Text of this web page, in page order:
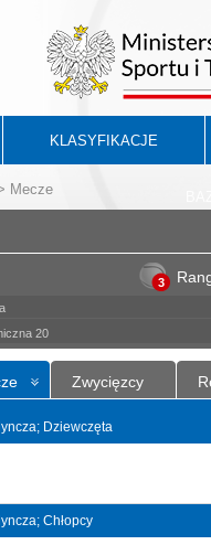
KLASYFIKACJE
Mecze
3
20
Zwycięzcy
Dziewczęta
Chłopcy